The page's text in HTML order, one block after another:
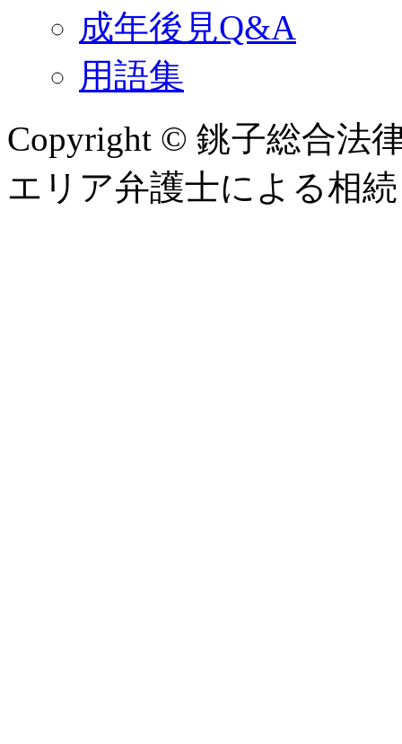
成年後見Q&A
用語集
Copyright © 銚子総合法
エリア弁護士による相